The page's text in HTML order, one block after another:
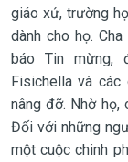
giáo xứ, trường
dành cho họ.
báo Tin mừng,
Fisichella và
nâng đỡ. Nhờ
Đối với những
một cuộc chinh